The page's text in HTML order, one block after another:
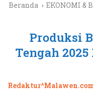
Beranda EKONOMI &
Produksi
Tengah